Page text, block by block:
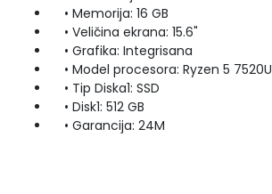
• Memorija: 16 GB
• Veličina ekrana: 15.6"
• Grafika: Integrisana
• Model procesora: Ryzen 5 7520U
• Tip Diska1: SSD
• Disk1: 512 GB
• Garancija: 24M